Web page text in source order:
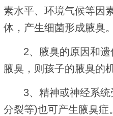
素水平、环境气候等因
体，产生细菌形成腋臭。
2、腋臭的原因和
腋臭，则孩子的腋臭的
3、精神或神经系
分裂等)也可产生腋臭症